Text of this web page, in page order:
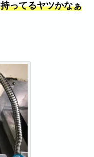
持ってるヤツかなぁ